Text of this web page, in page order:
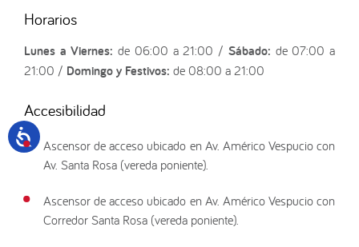
Horarios
Lunes a Viernes: de 06:00 a 21:00 / Sábado: de 07:00 a
21:00 / Domingo y Festivos: de 08:00 a 21:00
Accesibilidad
Ascensor de acceso ubicado en Av. Américo Vespucio con
Av. Santa Rosa (vereda poniente).
Ascensor de acceso ubicado en Av. Américo Vespucio con
Corredor Santa Rosa (vereda poniente).